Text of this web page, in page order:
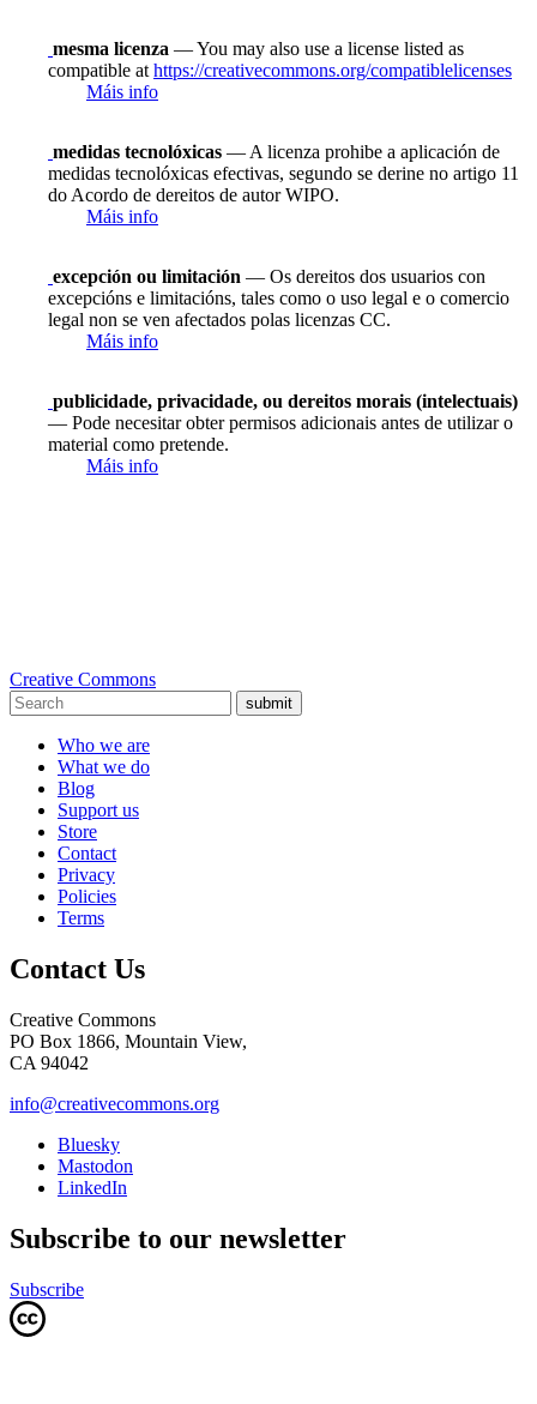
mesma licenza — You may also use a license listed as
compatible at https://creativecommons.org/compatiblelicenses
Máis info
medidas tecnolóxicas — A licenza prohibe a aplicación de
medidas tecnolóxicas efectivas, segundo se derine no artigo 11
do Acordo de dereitos de autor WIPO.
Máis info
excepción ou limitación — Os dereitos dos usuarios con
excepcións e limitacións, tales como o uso legal e o comercio
legal non se ven afectados polas licenzas CC.
Máis info
publicidade, privacidade, ou dereitos morais (intelectuais)
— Pode necesitar obter permisos adicionais antes de utilizar o
material como pretende.
Máis info
Creative Commons
submit
Who we are
What we do
Blog
Support us
Store
Contact
Privacy
Policies
Terms
Contact Us
Creative Commons
PO Box 1866, Mountain View,
CA 94042
info@creativecommons.org
Bluesky
Mastodon
LinkedIn
Subscribe to our newsletter
Subscribe